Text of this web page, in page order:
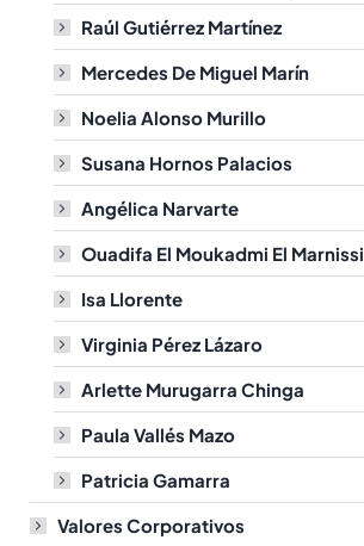
Raúl Gutiérrez Martínez
Mercedes De Miguel Marín
Noelia Alonso Murillo
Susana Hornos Palacios
Angélica Narvarte
Ouadifa El Moukadmi El Marnissi
Isa Llorente
Virginia Pérez Lázaro
Arlette Murugarra Chinga
Paula Vallés Mazo
Patricia Gamarra
Valores Corporativos